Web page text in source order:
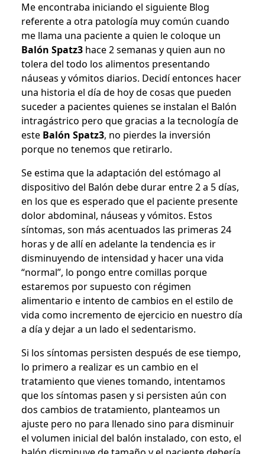
Me encontraba iniciando el siguiente Blog
referente a otra patología muy común cuando
me llama una paciente a quien le coloque un
Balón Spatz3 hace 2 semanas y quien aun no
tolera del todo los alimentos presentando
náuseas y vómitos diarios. Decidí entonces hacer
una historia el día de hoy de cosas que pueden
suceder a pacientes quienes se instalan el Balón
intragástrico pero que gracias a la tecnología de
este Balón Spatz3, no pierdes la inversión
porque no tenemos que retirarlo.
Se estima que la adaptación del estómago al
dispositivo del Balón debe durar entre 2 a 5 días,
en los que es esperado que el paciente presente
dolor abdominal, náuseas y vómitos. Estos
síntomas, son más acentuados las primeras 24
horas y de allí en adelante la tendencia es ir
disminuyendo de intensidad y hacer una vida
“normal”, lo pongo entre comillas porque
estaremos por supuesto con régimen
alimentario e intento de cambios en el estilo de
vida como incremento de ejercicio en nuestro día
a día y dejar a un lado el sedentarismo.
Si los síntomas persisten después de ese tiempo,
lo primero a realizar es un cambio en el
tratamiento que vienes tomando, intentamos
que los síntomas pasen y si persisten aún con
dos cambios de tratamiento, planteamos un
ajuste pero no para llenado sino para disminuir
el volumen inicial del balón instalado, con esto, el